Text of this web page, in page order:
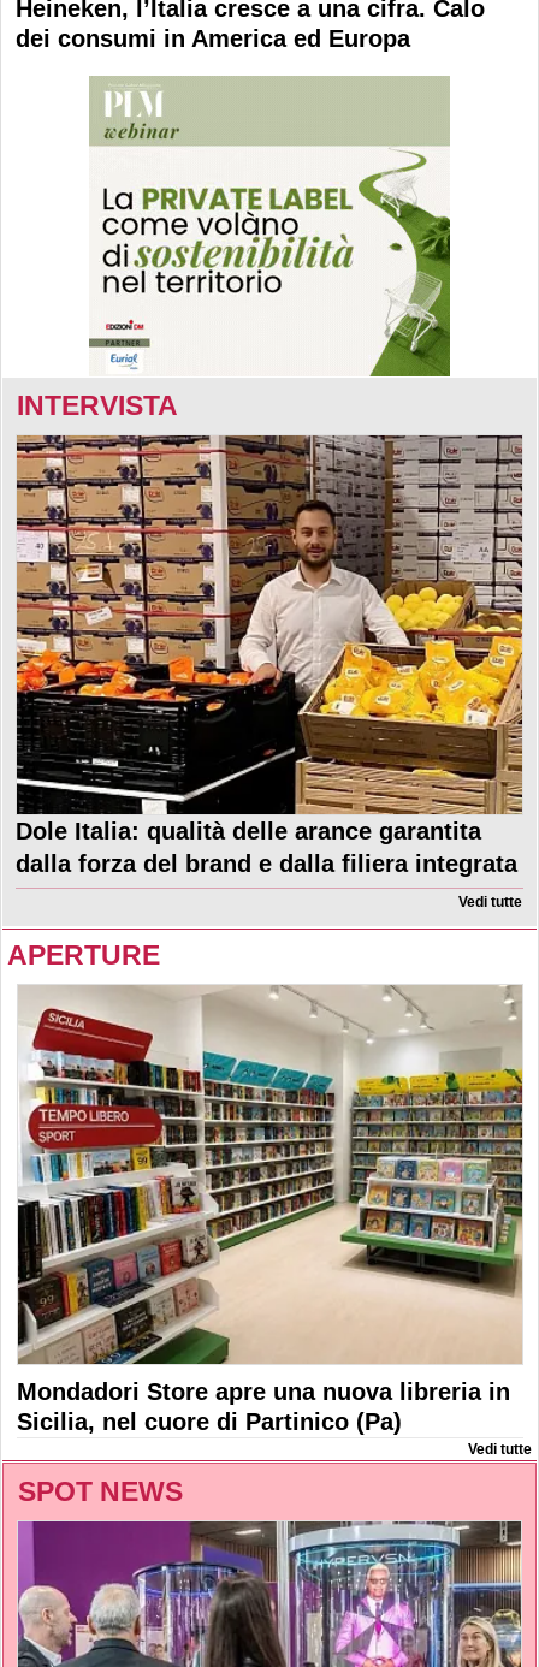
Heineken, l’Italia cresce a una cifra. Calo
dei consumi in America ed Europa
INTERVISTA
Dole Italia: qualità delle arance garantita
dalla forza del brand e dalla filiera integrata
Vedi tutte
APERTURE
Mondadori Store apre una nuova libreria in
Sicilia, nel cuore di Partinico (Pa)
Vedi tutte
SPOT NEWS